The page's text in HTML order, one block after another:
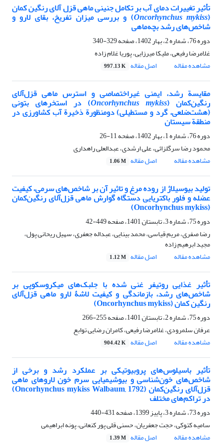
تأثیر تغییرات دمای آب بر تکامل جنینی ماهی قزل آلای رنگین کمان
(
Oncorhynchus mykiss) و بررسی میزان تفریخ، بقای لارو و
شاخص‌های رشد بچه‌ماهی
دوره 76، شماره 2، بهار 1402، صفحه
329-340
غلامرضا رفیعی، ملیکا میرزایی، پوریا غلام زاده
مشاهده مقاله
اصل مقاله 997.13 K
مقایسة رشد، ایمنی غیراختصاصی و استرس ماهی قزل‌آلای
رنگین‌کمان (Oncorhynchus mykiss) در استخرهای بتونی
(هشت‌ضلعی، گرد و مستطیلی) دومنظورة ذخیرة آب کشاورزی در
منطقة سیستان
دوره 76، شماره 1، بهار 1402، صفحه
11-26
محمود رضا سرگلزائی، علی ارشدی، عبدالعلی راهداری
مشاهده مقاله
اصل مقاله 1.06 M
تولید بیوسیلاژ از روده مرغ و تاثیر آن بر شاخص‌های سرمی، کیفیت
عضله و فلور باکتریایی دستگاه گوارش ماهی قزل‌آلای رنگین‌کمان
(Oncorhynchus mykiss)
دوره 75، شماره 3، تابستان 1401، صفحه
449-42
رضا صفری، مریم قیاسی، محمد بینایی، عبداله جعفری، سهیل ریحانی پول،
مجید ابرهیم زاده
مشاهده مقاله
اصل مقاله 1.12 M
تأثیر غذایی روتیفر غنی شده با جلبک‌های میکروسکوپی بر
شاخص‌های رشد، بازماندگی و کیفیت لاشۀ لارو ماهی قزل‌آلای
رنگین کمان (Oncorhynchus mykiss)
دوره 75، شماره 2، تابستان 1401، صفحه
255-266
عرفان سلمرودی، غلامرضا رفیعی، کامران رضایی توابع
مشاهده مقاله
اصل مقاله 904.42 K
تأثیر باسیلوس‌های پروبیوتیکی بر عملکرد رشد و برخی از
شاخص‌های خون‌شناسی و بیوشیمیایی سرم خون لاروهای ماهی
قزل‌آلای رنگین‌کمان (Oncorhynchus mykiss Walbaum, 1792)
در تراکم‌های مختلف
دوره 73، شماره 3، پاییز 1399، صفحه
431-440
سامیه کتوکی، حجت جعفریان، حسنی قلی پور کنعانی، پونه ابراهیمی
مشاهده مقاله
اصل مقاله 1.39 M